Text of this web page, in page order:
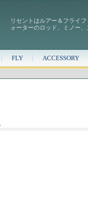
リセントはルアー＆フライ
ォーターのロッド、ミノー
FLY ACCESSORY